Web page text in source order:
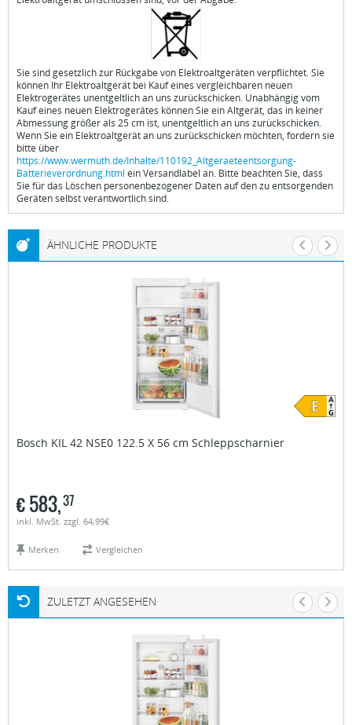
Sie sind gesetzlich zur Rückgabe von Elektroaltgeräten verpflichtet. Sie
können Ihr Elektroaltgerät bei Kauf eines vergleichbaren neuen
Elektrogerätes unentgeltlich an uns zurückschicken. Unabhängig vom
Kauf eines neuen Elektrogerätes können Sie ein Altgerät, das in keiner
Abmessung größer als 25 cm ist, unentgeltlich an uns zurückschicken.
Wenn Sie ein Elektroaltgerät an uns zurückschicken möchten, fordern sie
bitte über
https://www.wermuth.de/Inhalte/110192_Altgeraeteentsorgung-
Batterieverordnung.html ein Versandlabel an. Bitte beachten Sie, dass
Sie für das Löschen personenbezogener Daten auf den zu entsorgenden
Geräten selbst verantwortlich sind.
ÄHNLICHE PRODUKTE
Bosch KIL 42 NSE0 122.5 X 56 cm Schleppscharnier
€583,37
inkl. MwSt. zzgl. 64,99€
Merken Vergleichen
ZULETZT ANGESEHEN